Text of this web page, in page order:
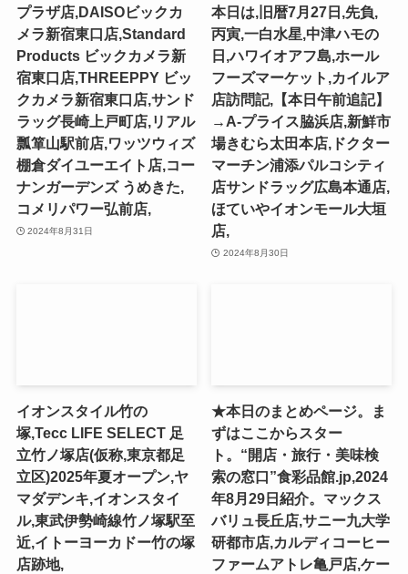
プラザ店,DAISOビックカ
メラ新宿東口店,Standard
Products ビックカメラ新
宿東口店,THREEPPY ビッ
クカメラ新宿東口店,サンド
ラッグ長崎上戸町店,リアル
瓢箪山駅前店,ワッツウィズ
棚倉ダイユーエイト店,コー
ナンガーデンズ うめきた,
コメリパワー弘前店,
2024年8月31日
本日は,旧暦7月27日,先負,
丙寅,一白水星,中津ハモの
日,ハワイオアフ島,ホール
フーズマーケット,カイルア
店訪問記,【本日午前追記】
→A-プライス脇浜店,新鮮市
場きむら太田本店,ドクター
マーチン浦添パルコシティ
店サンドラッグ広島本通店,
ほていやイオンモール大垣
店,
2024年8月30日
イオンスタイル竹の
塚,Tecc LIFE SELECT ⾜
⽴⽵ノ塚店(仮称,東京都足
立区)2025年夏オープン,ヤ
マダデンキ,イオンスタイ
ル,東武伊勢崎線竹ノ塚駅至
近,イトーヨーカドー竹の塚
店跡地,
★本日のまとめページ。ま
ずはここからスター
ト。“開店・旅行・美味検
索の窓口”食彩品館.jp,2024
年8月29日紹介。マックス
バリュ長丘店,サニー九大学
研都市店,カルディコーヒー
ファームアトレ亀戸店,ケー